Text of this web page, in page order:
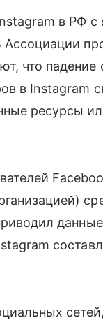
в РФ с
что
в Instagram
ресурсы